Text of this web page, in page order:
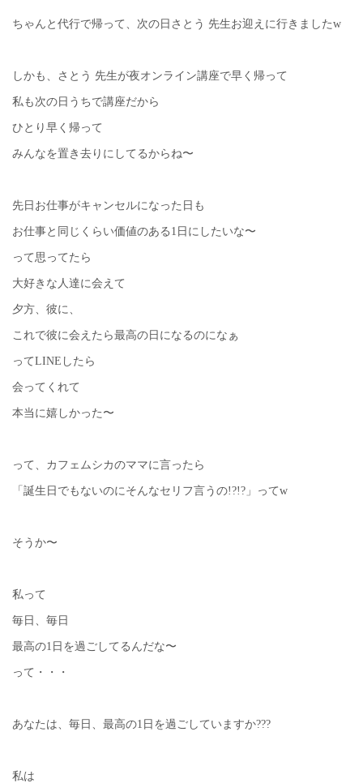
ちゃんと代行で帰って、次の日さとう 先生お迎えに行きましたw
しかも、さとう 先生が夜オンライン講座で早く帰って
私も次の日うちで講座だから
ひとり早く帰って
みんなを置き去りにしてるからね〜
先日お仕事がキャンセルになった日も
お仕事と同じくらい価値のある1日にしたいな〜
って思ってたら
大好きな人達に会えて
夕方、彼に、
これで彼に会えたら最高の日になるのになぁ
ってLINEしたら
会ってくれて
本当に嬉しかった〜
って、カフェムシカのママに言ったら
「誕生日でもないのにそんなセリフ言うの!?!?」ってw
そうか〜
私って
毎日、毎日
最高の1日を過ごしてるんだな〜
って・・・
あなたは、毎日、最高の1日を過ごしていますか???
私は